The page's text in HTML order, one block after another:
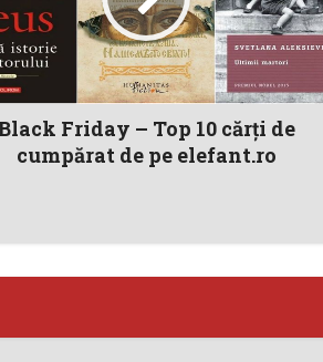
Friday – Top 10 cărţi de
cumpărat de pe elefant.ro